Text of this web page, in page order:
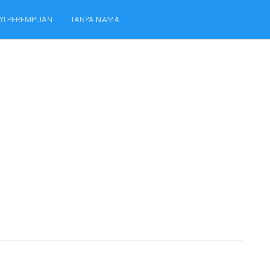
PEREMPUAN TANYA NAMA